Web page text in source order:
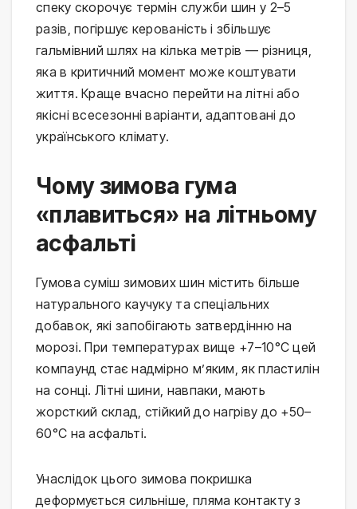
спеку скорочує термін служби шин у 2–5
разів, погіршує керованість і збільшує
гальмівний шлях на кілька метрів — різниця,
яка в критичний момент може коштувати
життя. Краще вчасно перейти на літні або
якісні всесезонні варіанти, адаптовані до
українського клімату.
Чому зимова гума
«плавиться» на літньому
асфальті
Гумова суміш зимових шин містить більше
натурального каучуку та спеціальних
добавок, які запобігають затвердінню на
морозі. При температурах вище +7–10°C цей
компаунд стає надмірно м’яким, як пластилін
на сонці. Літні шини, навпаки, мають
жорсткий склад, стійкий до нагріву до +50–
60°C на асфальті.
Унаслідок цього зимова покришка
деформується сильніше, пляма контакту з